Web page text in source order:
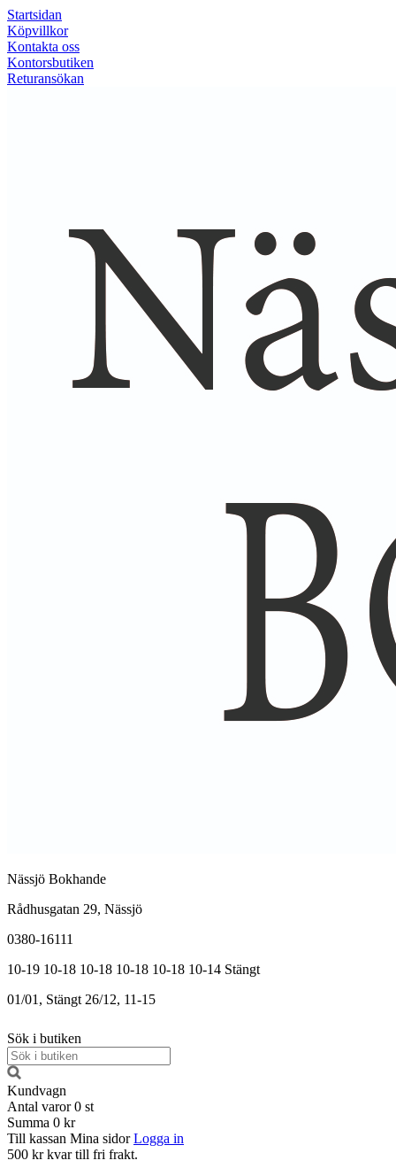
Startsidan
Köpvillkor
Kontakta oss
Kontorsbutiken
Returansökan
Nässjö Bokhande
Rådhusgatan 29, Nässjö
0380-16111
10-19 10-18 10-18 10-18 10-18 10-14 Stängt
01/01, Stängt 26/12, 11-15
Sök i butiken
Kundvagn
Antal varor 0 st
Summa 0 kr
Till kassan Mina sidor Logga in
500 kr kvar till fri frakt.